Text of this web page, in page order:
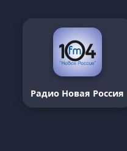
Радио Новая Россия